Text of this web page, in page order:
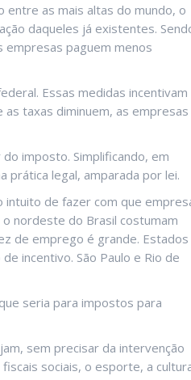
as mais altas do mundo, o
daqueles já existentes.
empresas paguem menos
Essas medidas incentivam
taxas diminuem, as empresas
imposto. Simplificando, em
prática legal, amparada por lei.
intuito de fazer com que
nordeste do Brasil costumam
de emprego é grande. Estados
incentivo. São Paulo e Rio de
seria para impostos para
sem precisar da intervenção
sociais, o esporte, a